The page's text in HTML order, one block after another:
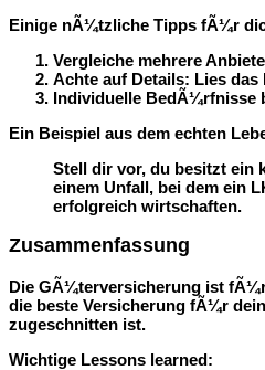
Einige nÃ¼tzliche Tipps fÃ¼r
Vergleiche mehrere
Achte auf Details: Lies
Individuelle BedÃ¼rfnisse
Ein Beispiel aus dem echten
Stell dir vor, du besitzt ein
einem Unfall, bei dem ein
erfolgreich wirtschaften.
Zusammenfassung
Die GÃ¼terversicherung ist
die beste Versicherung fÃ¼r
zugeschnitten ist.
Wichtige Lessons learned: